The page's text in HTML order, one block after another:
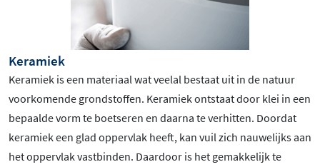
Keramiek
Keramiek is een materiaal wat veelal bestaat uit in de natuur
voorkomende grondstoffen. Keramiek ontstaat door klei in een
bepaalde vorm te boetseren en daarna te verhitten. Doordat
keramiek een glad oppervlak heeft, kan vuil zich nauwelijks aan
het oppervlak vastbinden. Daardoor is het gemakkelijk te